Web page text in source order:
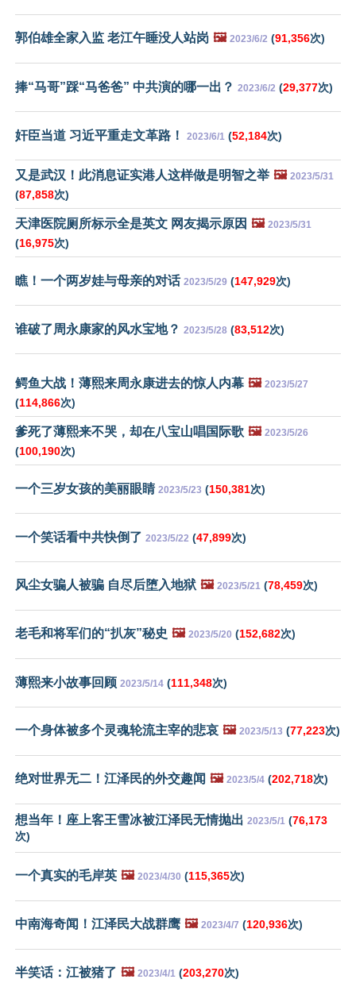
郭伯雄全家入监 老江午睡没人站岗 🖼️ 2023/6/2 (91,356次)
捧“马哥”踩“马爸爸” 中共演的哪一出？ 2023/6/2 (29,377次)
奸臣当道 习近平重走文革路！ 2023/6/1 (52,184次)
又是武汉！此消息证实港人这样做是明智之举 🖼️ 2023/5/31
(87,858次)
天津医院厕所标示全是英文 网友揭示原因 🖼️ 2023/5/31
(16,975次)
瞧！一个两岁娃与母亲的对话 2023/5/29 (147,929次)
谁破了周永康家的风水宝地？ 2023/5/28 (83,512次)
鳄鱼大战！薄熙来周永康进去的惊人内幕 🖼️ 2023/5/27
(114,866次)
爹死了薄熙来不哭，却在八宝山唱国际歌 🖼️ 2023/5/26
(100,190次)
一个三岁女孩的美丽眼睛 2023/5/23 (150,381次)
一个笑话看中共快倒了 2023/5/22 (47,899次)
风尘女骗人被骗 自尽后堕入地狱 🖼️ 2023/5/21 (78,459次)
老毛和将军们的“扒灰”秘史 🖼️ 2023/5/20 (152,682次)
薄熙来小故事回顾 2023/5/14 (111,348次)
一个身体被多个灵魂轮流主宰的悲哀 🖼️ 2023/5/13 (77,223次)
绝对世界无二！江泽民的外交趣闻 🖼️ 2023/5/4 (202,718次)
想当年！座上客王雪冰被江泽民无情抛出 2023/5/1 (76,173
次)
一个真实的毛岸英 🖼️ 2023/4/30 (115,365次)
中南海奇闻！江泽民大战群鹰 🖼️ 2023/4/7 (120,936次)
半笑话：江被猪了 🖼️ 2023/4/1 (203,270次)